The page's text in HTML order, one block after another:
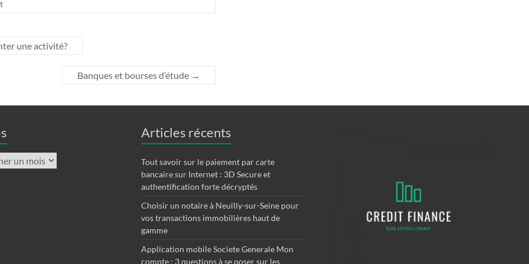
une activité?
Banques et bourses d’étude →
Articles récents
Tout savoir sur le paiement par carte
bancaire sur Internet : 3D Secure et
authentification forte décryptés
Choisir un notaire à Neuilly-sur-Seine pour
vos transactions immobilières haut de
gamme
Application mobile Societe Generale Mon
compte : 3 questions à se poser sur les